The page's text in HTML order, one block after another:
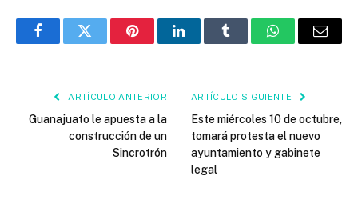
FacebookTwitter PinterestLinkedInTumblr WhatsAppEmail
ARTÍCULO ANTERIOR
Guanajuato le apuesta a la
construcción de un
Sincrotrón
ARTÍCULO SIGUIENTE
Este miércoles 10 de octubre,
tomará protesta el nuevo
ayuntamiento y gabinete
legal